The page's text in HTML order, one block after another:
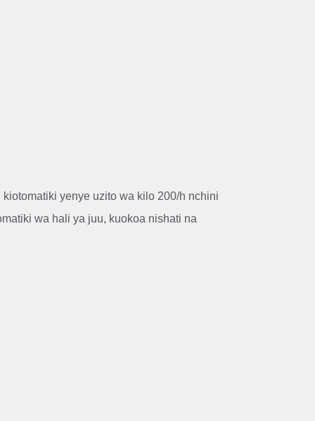
yenye uzito wa kilo 200/h nchini
wa hali ya juu, kuokoa nishati na